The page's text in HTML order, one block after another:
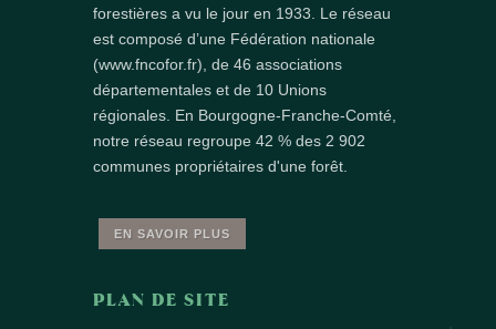
forestières a vu le jour en 1933. Le réseau
est composé d’une Fédération nationale
(www.fncofor.fr), de 46 associations
départementales et de 10 Unions
régionales. En Bourgogne-Franche-Comté,
notre réseau regroupe 42 % des 2 902
communes propriétaires d'une forêt.
EN SAVOIR PLUS
PLAN DE SITE